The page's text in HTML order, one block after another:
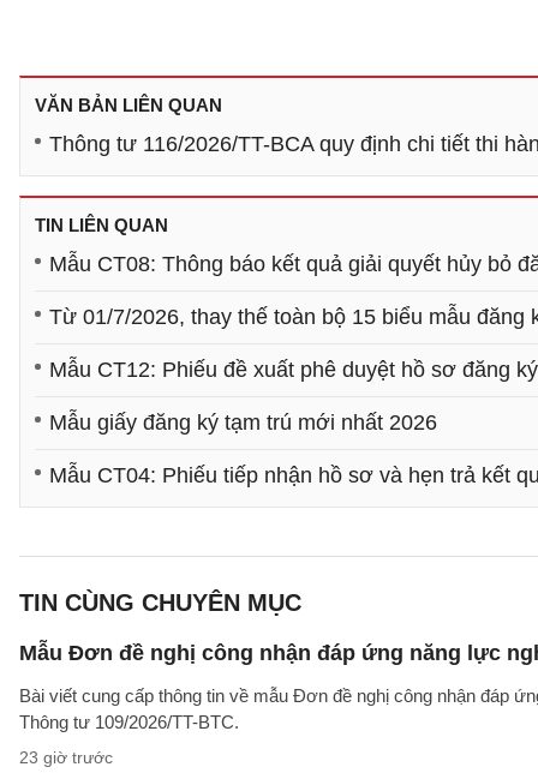
VĂN BẢN LIÊN QUAN
Thông tư 116/2026/TT-BCA quy định chi tiết thi
TIN LIÊN QUAN
Mẫu CT08: Thông báo kết quả giải quyết hủy bỏ
Từ 01/7/2026, thay thế toàn bộ 15 biểu mẫu đăng
Mẫu CT12: Phiếu đề xuất phê duyệt hồ sơ đăng
Mẫu giấy đăng ký tạm trú mới nhất 2026
Mẫu CT04: Phiếu tiếp nhận hồ sơ và hẹn trả kết
TIN CÙNG CHUYÊN MỤC
Mẫu Đơn đề nghị công nhận đáp ứng năng lực
Bài viết cung cấp thông tin về mẫu Đơn đề nghị công nhận đáp
Thông tư 109/2026/TT-BTC.
23 giờ trước